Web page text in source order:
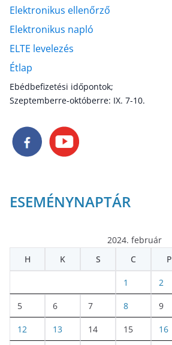
Elektronikus ellenőrző
Elektronikus napló
ELTE levelezés
Étlap
Ebédbefizetési időpontok;
Szeptemberre-októberre: IX. 7-10.
ESEMÉNYNAPTÁR
2024. február
H
K S C P
1 2
5 6 7 8 9
12 13 14 15 16